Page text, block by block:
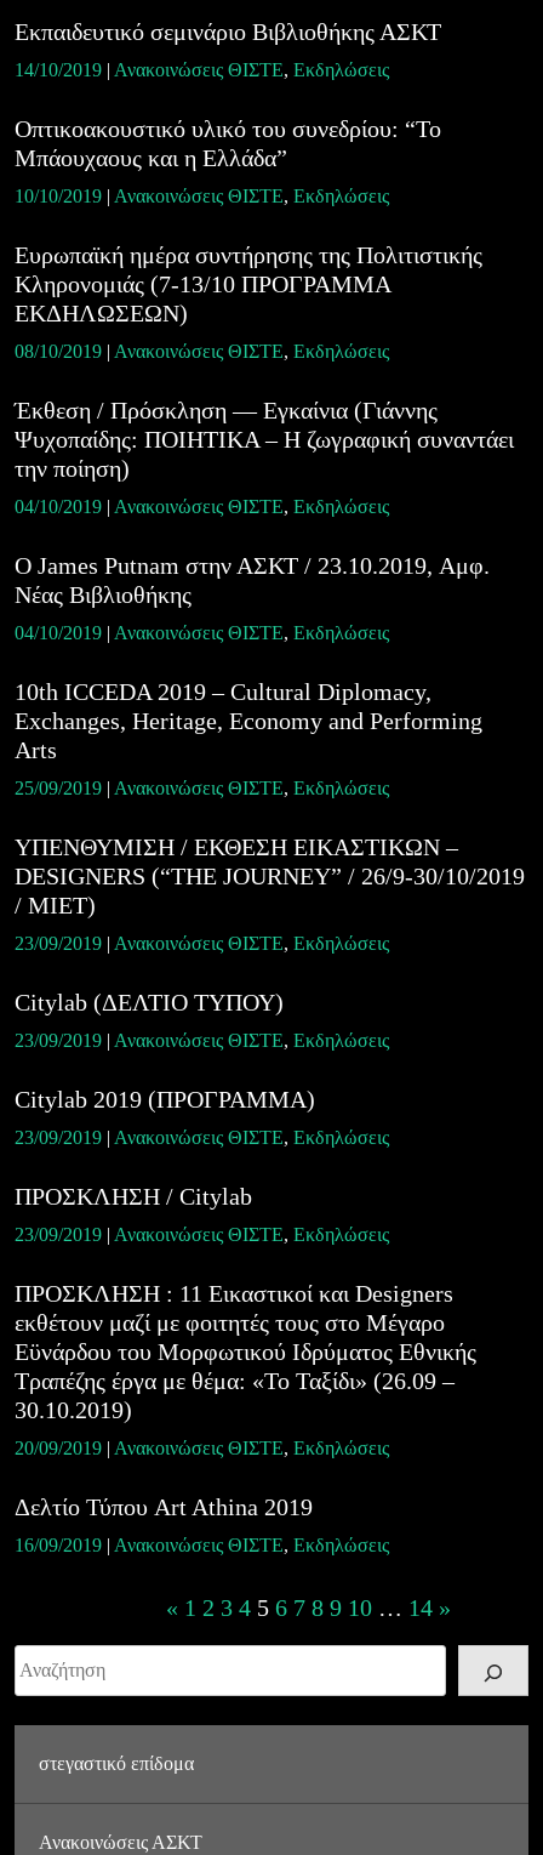
Εκπαιδευτικό σεμινάριο Βιβλιοθήκης ΑΣΚΤ
14/10/2019 | Ανακοινώσεις ΘΙΣΤΕ, Εκδηλώσεις
Οπτικοακουστικό υλικό του συνεδρίου: “Το
Μπάουχαους και η Ελλάδα”
10/10/2019 | Ανακοινώσεις ΘΙΣΤΕ, Εκδηλώσεις
Ευρωπαϊκή ημέρα συντήρησης της Πολιτιστικής
Κληρονομιάς (7-13/10 ΠΡΟΓΡΑΜΜΑ
ΕΚΔΗΛΩΣΕΩΝ)
08/10/2019 | Ανακοινώσεις ΘΙΣΤΕ, Εκδηλώσεις
Έκθεση / Πρόσκληση — Εγκαίνια (Γιάννης
Ψυχοπαίδης: ΠΟΙΗΤΙΚΑ – Η ζωγραφική συναντάει
την ποίηση)
04/10/2019 | Ανακοινώσεις ΘΙΣΤΕ, Εκδηλώσεις
O James Putnam στην ΑΣΚΤ / 23.10.2019, Aμφ.
Nέας Βιβλιοθήκης
04/10/2019 | Ανακοινώσεις ΘΙΣΤΕ, Εκδηλώσεις
10th ICCEDA 2019 – Cultural Diplomacy,
Exchanges, Heritage, Economy and Performing
Arts
25/09/2019 | Ανακοινώσεις ΘΙΣΤΕ, Εκδηλώσεις
ΥΠΕΝΘΥΜΙΣΗ / ΕΚΘΕΣΗ ΕΙΚΑΣΤΙΚΩΝ –
DESIGNERS (“THE JOURNEY” / 26/9-30/10/2019
/ MIET)
23/09/2019 | Ανακοινώσεις ΘΙΣΤΕ, Εκδηλώσεις
Citylab (ΔΕΛΤΙΟ ΤΥΠΟΥ)
23/09/2019 | Ανακοινώσεις ΘΙΣΤΕ, Εκδηλώσεις
Citylab 2019 (ΠΡΟΓΡΑΜΜΑ)
23/09/2019 | Ανακοινώσεις ΘΙΣΤΕ, Εκδηλώσεις
ΠΡΟΣΚΛΗΣΗ / Citylab
23/09/2019 | Ανακοινώσεις ΘΙΣΤΕ, Εκδηλώσεις
ΠΡΟΣΚΛΗΣΗ : 11 Εικαστικοί και Designers
εκθέτουν μαζί με φοιτητές τους στο Μέγαρο
Εϋνάρδου του Μορφωτικού Ιδρύματος Εθνικής
Τραπέζης έργα με θέμα: «Το Ταξίδι» (26.09 –
30.10.2019)
20/09/2019 | Ανακοινώσεις ΘΙΣΤΕ, Εκδηλώσεις
Δελτίο Τύπου Art Athina 2019
16/09/2019 | Ανακοινώσεις ΘΙΣΤΕ, Εκδηλώσεις
navigation
« 1 2 3 4 5 6 7 8 9 10 … 14 »
Αναζήτηση
στεγαστικό επίδομα
Ανακοινώσεις ΑΣΚΤ